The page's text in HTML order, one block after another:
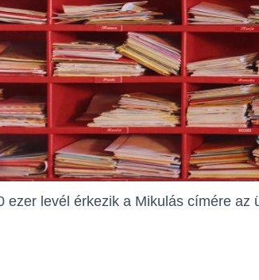
ezer levél érkezik a Mikulás címére az